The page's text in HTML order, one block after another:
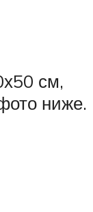
см,
ниже.